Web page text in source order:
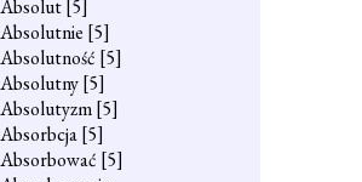
Absolut[5]
Absolutnie [5]
Absolutność [5]
Absolutny[5]
Absolutyzm[5]
Absorbcja[5]
Absorbować [5]